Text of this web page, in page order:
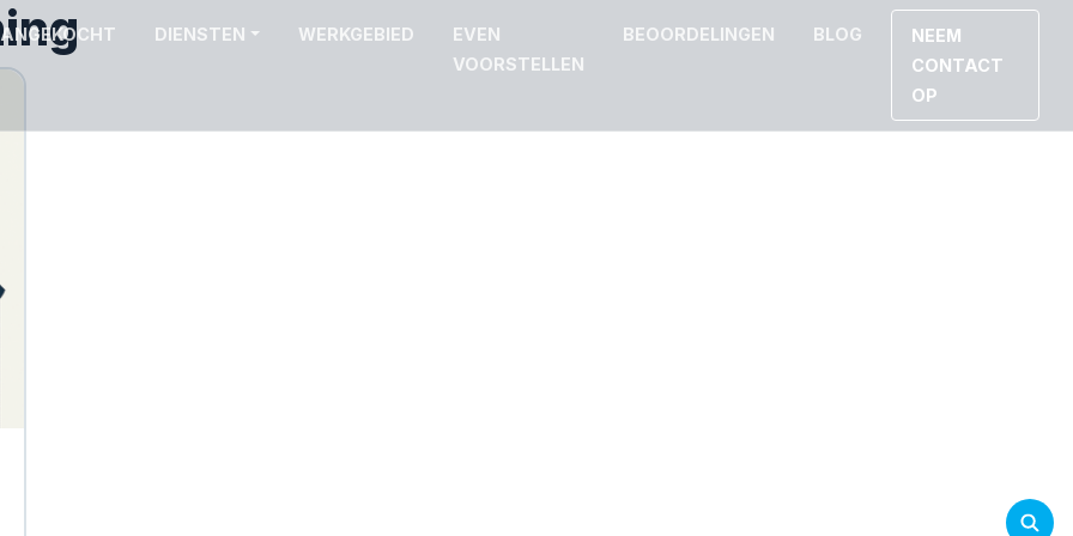
DIENSTEN WERKGEBIED
EVEN
VOORSTELLEN
BEOORDELINGEN BLOG
NEEM
CONTACT
OP